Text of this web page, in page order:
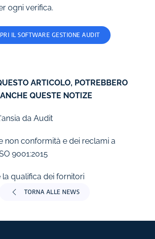
ogni verifica.
IL SOFTWARE GESTIONE AUDIT
ARTICOLO, POTREBBERO
QUESTE NOTIZE
da Audit
non conformità e dei reclami a
9001:2015
la qualifica dei fornitori
TORNA ALLE NEWS